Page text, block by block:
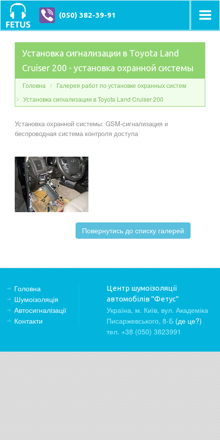
(050) 382-39-91
Установка сигнализации в Toyota Land
Cruiser 200 - установка охранной системы
Головна
Галерея работ по установке охранных систем
Установка сигнализации в Toyota Land Cruiser 200
Установка охранной системы: GSM-сигнализация и
беспроводная система контроля доступа
Повернутись до списку галерей
Головна
Шумоізоляція
Автосигналізації
Контакти
Центр шумоізоляції
автомобілів "Фетус"
Україна, м. Київ, вул. Академіка
Писаржевського, 8-Б (де це?)
тел. +38 (050) 3823991